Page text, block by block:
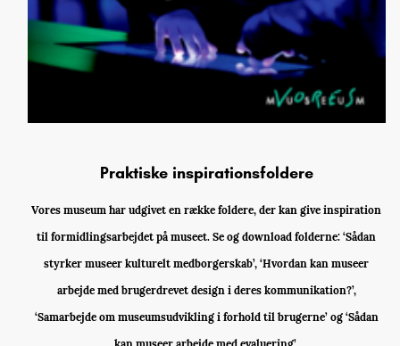
Praktiske inspirationsfoldere
Vores museum har udgivet en række foldere, der kan give inspiration
til formidlingsarbejdet på museet. Se og download folderne: ‘Sådan
styrker museer kulturelt medborgerskab’, ‘Hvordan kan museer
arbejde med brugerdrevet design i deres kommunikation?’,
‘Samarbejde om museumsudvikling i forhold til brugerne’ og ‘Sådan